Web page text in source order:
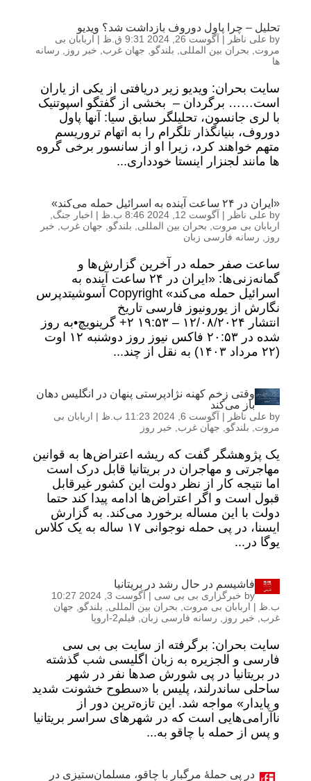
تحلیل – چرا پاول دوروف بازداشت شد؟ ویدیو
by علی ناظر | آگوست 26, 2024 9:31 ق.ظ | اربابان بی
مروت
بحران بین المللی بلندگو جهان غرب خبر روز
رسانه
ها
سایت بحران: ویدیو زیر دریافتی از یکی از یاران
است…… برگردان – بخشی از گفتگو اسپوتنیک
با لری جانسون، تحلیلگر سابق سیا: آنها پاول
دوروف، بنیانگذار تلگرام را به اتهام تروریسم
متهم خواهند کرد، زیرا او از سانسور برخی گروه
ها مانند لجنزار اینستا خودداری...
«ایران در ۲۴ ساعت آینده به اسرائیل حمله می‌کند»
by علی ناظر | آگوست 12, 2024 8:46 ب.ظ | اخبار جنگ
اربابان بی مروت
بحران بین المللی بلندگو جهان غرب
خبر
روز
رسانه فارسی زبان
ساعت صفر حمله در آخرین گزارش‌ها و
گمانه‌زنی‌ها: «ایران در ۲۴ ساعت آینده به
اسرائیل حمله می‌کند» Copyright آسوشیتدپرس
نگارش از یورونیوز فارسی تاریخ
انتشار ۱۲/۰۸/۲۰۲۴ – ۱۹:۵۳ ‎+۲ گرینویچ•به روز
شده در ۲۰:۵۳ فاکس نیوز روز دوشنبه ۱۲ اوت
(۲۲ مرداد ۱۴۰۳) به نقل از چند...
وقتی زخم کهنه نژادپرستی پنهان در انگلیس دهان
باز می‌کند
by علی ناظر | آگوست 6, 2024 11:23 ب.ظ | اربابان بی
مروت
بلندگو جهان غرب خبر روز
یک پژوهشگر گفت که ریشه اعتراض‌ها به قوانین
مهاجرتی و مهاجران در بریتانیا قابل درک است
اما نتیجه کار از نظر دولت این کشور غیرقابل
قبول است و اگر اعتراض‌ها ادامه پیدا کند حتما
دولت با این مساله برخورد می‌کند. به گزارش
ایسنا، در پی حمله نوجوانی ١٧ ساله به یک کلاس
یوگا در...
فاشیسم در حال رشد در بریتانیا
by خبرگزاری بی بی سی |
آگوست 3, 2024 10:27
ب.ظ | اربابان بی مروت بحران بین المللی بلندگو
جهان
غرب
خبر روز رسانه فارسی زبان فیلم2-اروپا
سایت بحران: برگرفته از سایت بی بی سی
فارسی و الجزیره به زبان اگلیسی شب گذشته
در بریتانیا در پی شورش صدها نفر در شهر
ساحلی ساندرلند، پلیس با «سطوح خشونت شدید
و پایدار» مواجه شد. این تازه‌ترین دور از
ناآرامی‌هایی است که در شهرهای سراسر بریتانیا
و پس از حمله با چاقو به...
در پی حملۀ مرگبار با چاقو، مسلمان‌ستیزی در